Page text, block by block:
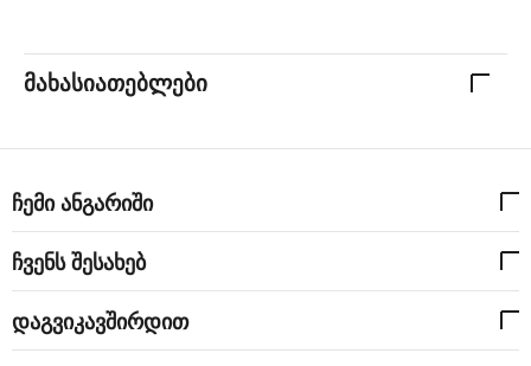
მახასიათებლები
ჩემი ანგარიში
ჩვენს შესახებ
დაგვიკავშირდით